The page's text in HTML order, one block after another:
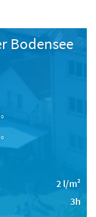
Bodensee
2 l/m²
3h